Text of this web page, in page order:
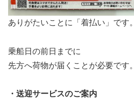
ありがたいことに「着払い」です。
乗船日の前日までに
先方へ荷物が届くことが必要です。
・送迎サービスのご案内